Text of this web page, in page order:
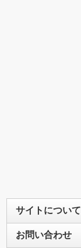
サイトについて
お問い合わせ